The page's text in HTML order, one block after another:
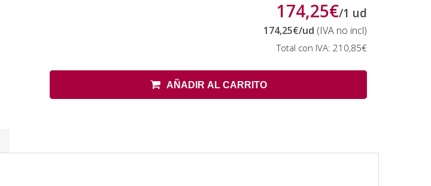
174,25€/1 ud
174,25€/ud (IVA no incl)
Total con IVA: 210,85€
AÑADIR AL CARRITO